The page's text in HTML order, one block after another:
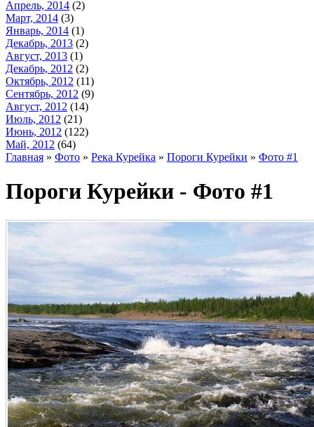
Апрель, 2014 (2)
Март, 2014 (3)
Январь, 2014 (1)
Декабрь, 2013 (2)
Август, 2013 (1)
Декабрь, 2012 (2)
Октябрь, 2012 (11)
Сентябрь, 2012 (9)
Август, 2012 (14)
Июль, 2012 (21)
Июнь, 2012 (122)
Май, 2012 (64)
Главная » Фото » Река Курейка » Пороги Курейки » Фото #1
Пороги Курейки - Фото #1